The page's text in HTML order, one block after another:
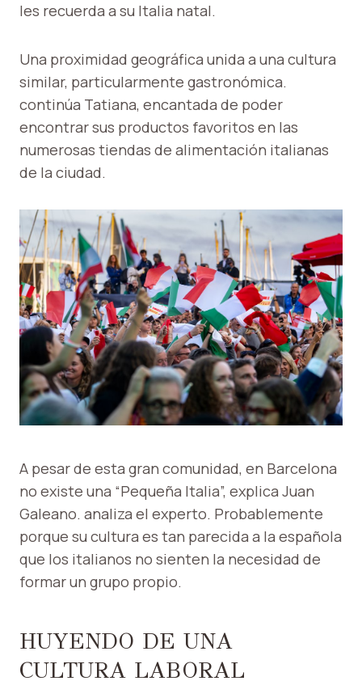
les recuerda a su Italia natal.
Una proximidad geográfica unida a una cultura
similar, particularmente gastronómica.
continúa Tatiana, encantada de poder
encontrar sus productos favoritos en las
numerosas tiendas de alimentación italianas
de la ciudad.
A pesar de esta gran comunidad, en Barcelona
no existe una “Pequeña Italia”, explica Juan
Galeano. analiza el experto. Probablemente
porque su cultura es tan parecida a la española
que los italianos no sienten la necesidad de
formar un grupo propio.
HUYENDO DE UNA
CULTURA LABORAL